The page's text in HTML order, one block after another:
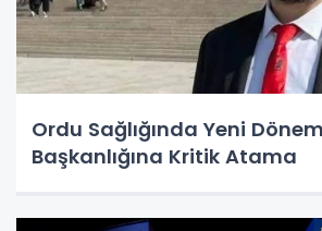
Ordu Sağlığında Yeni
Başkanlığına Kritik Atama